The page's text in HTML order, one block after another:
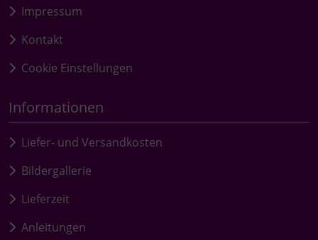
Impressum
Kontakt
Cookie Einstellungen
Informationen
Liefer- und Versandkosten
Bildergallerie
Lieferzeit
Anleitungen